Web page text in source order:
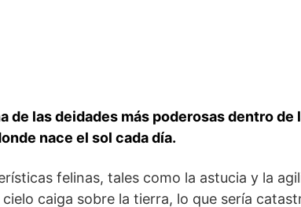
de las deidades más poderosas dentro
nace el sol cada día.
felinas,⁢ tales como la astucia‍ y la
caiga sobre la tierra, lo que sería